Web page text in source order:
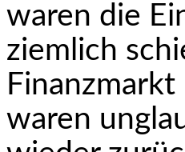
waren die
ziemlich
waren